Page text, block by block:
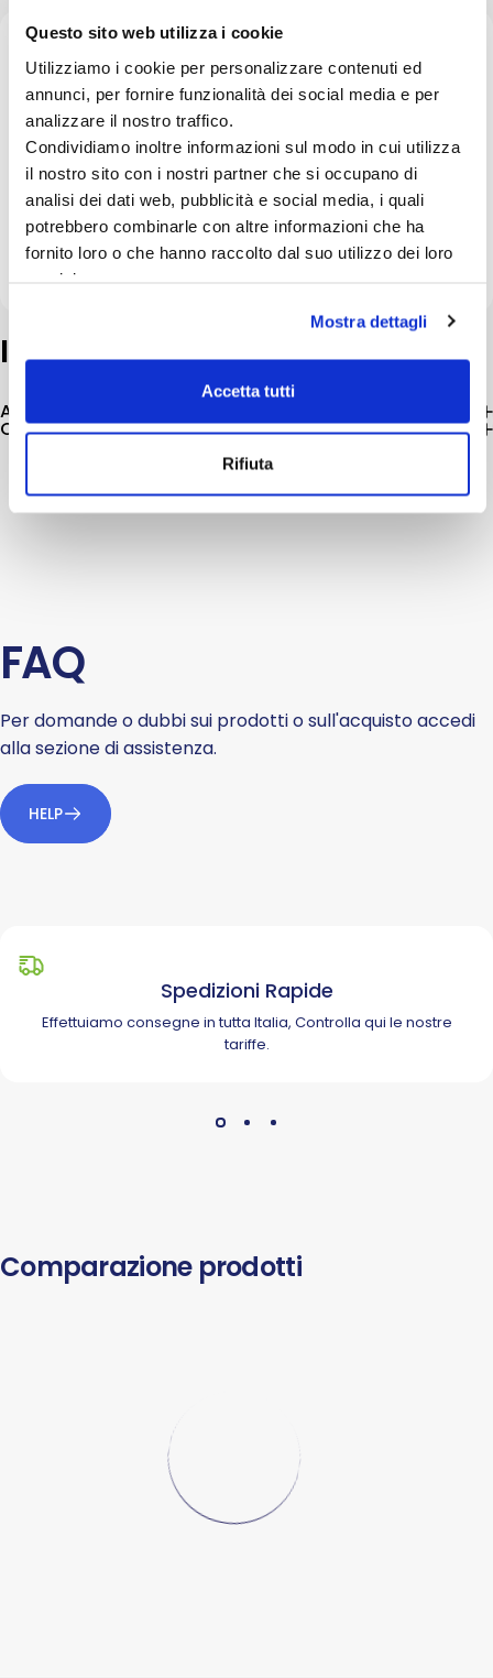
Questo sito web utilizza i cookie
Utilizziamo i cookie per personalizzare contenuti ed
annunci, per fornire funzionalità dei social media e per
analizzare il nostro traffico.
Condividiamo inoltre informazioni sul modo in cui utilizza
il nostro sito con i nostri partner che si occupano di
analisi dei dati web, pubblicità e social media, i quali
potrebbero combinarle con altre informazioni che ha
fornito loro o che hanno raccolto dal suo utilizzo dei loro
servizi.
Mostra dettagli
Accetta tutti
Rifiuta
COMPOSIZIONE: farina di mais, riso, proteine di
pollame disidratate, fibre vegetali, glutine di mais,
grassi animali, sostanze minerali, proteine animali
idrolizzate, polpa di cicoria, glutine di frumento*,
olio di soia, olio di pesce, fruttoligosaccaridi, mono-
e digliceridi di acidi palmitico e stearico esterificati
con acido citrico, farina di tagete.
Informazioniaggiuntive
Additivi Nutrizionali (per kg)
Componenti analitici
FAQ
Per domande o dubbi sui prodotti o sull'acquisto accedi
alla sezione di assistenza.
HELP
Spedizioni Rapide
Effettuiamo consegne in tutta Italia, Controlla qui le nostre
tariffe.
Comparazione prodotti